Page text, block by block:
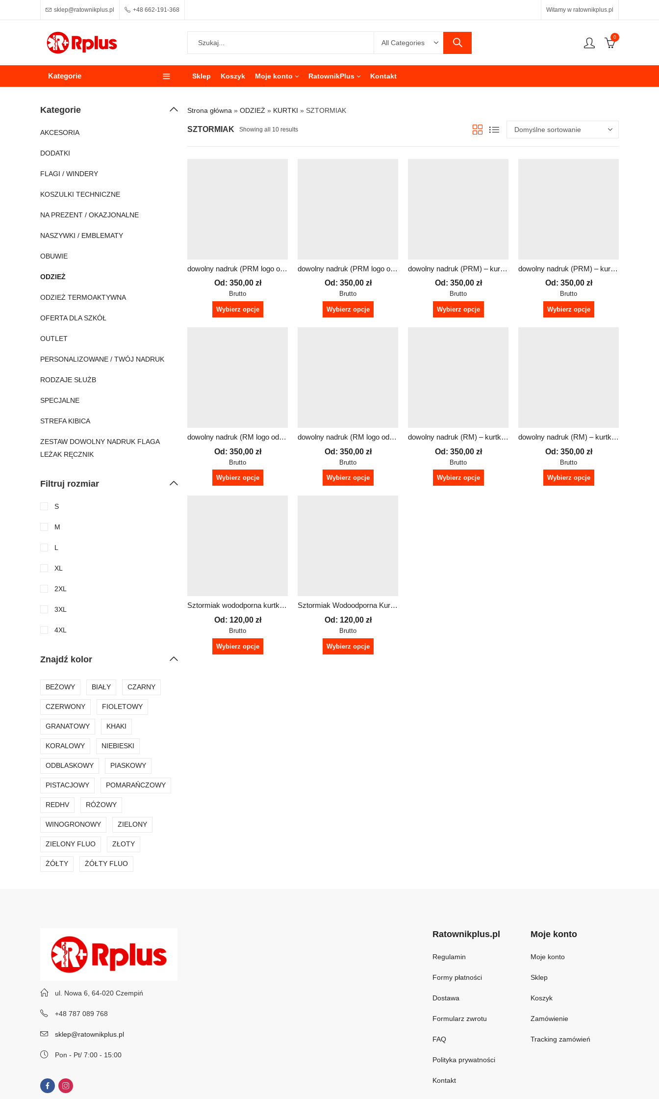
sklep@ratownikplus.pl +48 662-191-368 Witamy w ratownikplus.pl
0
Kategorie Sklep Koszyk Moje konto RatownikPlus Kontakt
Strona główna » ODZIEŻ » KURTKI » SZTORMIAK
SZTORMIAK Showing all 10 results
dowolny nadruk (PRM logo odblaskowe) – kurtka odblaskowa wodoodporna RAINLIGHT – damska + GRATIS
Od: 350,00 zł
Brutto
Wybierz opcje
dowolny nadruk (PRM logo odblaskowe) – kurtka odblaskowa wodoodporna RAINLIGHT – męska + GRATIS
Od: 350,00 zł
Brutto
Wybierz opcje
dowolny nadruk (PRM) – kurtka odblaskowa wodoodporna RAINLIGHT – damska + GRATIS
Od: 350,00 zł
Brutto
Wybierz opcje
dowolny nadruk (PRM) – kurtka odblaskowa wodoodporna RAINLIGHT – męska + GRATIS
Od: 350,00 zł
Brutto
Wybierz opcje
dowolny nadruk (RM logo odblaskowe) – kurtka odblaskowa wodoodporna RAINLIGHT – damska + GRATIS
Od: 350,00 zł
Brutto
Wybierz opcje
dowolny nadruk (RM logo odblaskowe) – kurtka odblaskowa wodoodporna RAINLIGHT – męska + GRATIS
Od: 350,00 zł
Brutto
Wybierz opcje
dowolny nadruk (RM) – kurtka odblaskowa wodoodporna RAINLIGHT – damska + GRATIS
Od: 350,00 zł
Brutto
Wybierz opcje
dowolny nadruk (RM) – kurtka odblaskowa wodoodporna RAINLIGHT – męska + GRATIS
Od: 350,00 zł
Brutto
Wybierz opcje
Sztormiak wododporna kurtka i spodnie komplet żółty męski
Od: 120,00 zł
Brutto
Wybierz opcje
Sztormiak Wodoodporna Kurtka i Spodnie Czerwone Męskie | Zestaw na Deszcz i Wiatr
Od: 120,00 zł
Brutto
Wybierz opcje
Kategorie
AKCESORIA
DODATKI
FLAGI / WINDERY
KOSZULKI TECHNICZNE
NA PREZENT / OKAZJONALNE
NASZYWKI / EMBLEMATY
OBUWIE
ODZIEŻ
ODZIEŻ TERMOAKTYWNA
OFERTA DLA SZKÓŁ
OUTLET
PERSONALIZOWANE / TWÓJ NADRUK
RODZAJE SŁUŻB
SPECJALNE
STREFA KIBICA
ZESTAW DOWOLNY NADRUK FLAGA
LEŻAK RĘCZNIK
Filtruj rozmiar
S
M
L
XL
2XL
3XL
4XL
Znajdź kolor
BEŻOWY BIAŁY CZARNY
CZERWONY FIOLETOWY
GRANATOWY KHAKI
KORALOWY NIEBIESKI
ODBLASKOWY PIASKOWY
PISTACJOWY POMARAŃCZOWY
REDHV RÓŻOWY
WINOGRONOWY ZIELONY
ZIELONY FLUO ZŁOTY
ŻÓŁTY ŻÓŁTY FLUO
ul. Nowa 6, 64-020 Czempiń
+48 787 089 768
sklep@ratownikplus.pl
Pon - Pt/ 7:00 - 15:00
Ratownikplus.pl
Regulamin
Formy płatności
Dostawa
Formularz zwrotu
FAQ
Polityka prywatności
Kontakt
Moje konto
Moje konto
Sklep
Koszyk
Zamówienie
Tracking zamówień